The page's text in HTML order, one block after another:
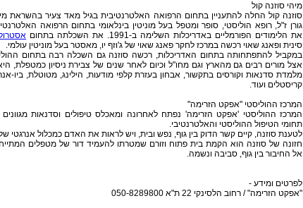
מיהי סוזנה קול
סוזנה קול החלה להתעניין בתחום הרפואה האלטרנטיבית בגיל מאד צעיר בהשראת
גורן ז"ל, רופא הוליסטי, סופר ומטפל בעל מוניטין בינלאומי בתחום הרפואה
את הלימודים הפורמליים באדריכלות השלימה ב-1991. את השכלתה בתחום
סינית ופאנג שאוי רכשה במרכז לחקר פאנג שאוי של ג'וזף יו, מאסטר בעל מוניטין עולמי.
במקביל להתפתחותה בתחום האדריכלות, רכשה סוזנה גם השכלה רבה בתחום
אצל מורים רבים גם מהארץ וגם מחו"ל וכיום לאחר שנים של צבירת ניסיון כמטפלת,
מלמדת סדנאות וקורסים בתקשור, אבחון בעזרת קלפי מודעות, הילינג, מטוטלת, ביו-
קריסטלים ועוד.
המרכז ההוליסטי "אפקט הזרימה"
המרכז ההוליסטי 'אפקט הזרימה' נפתח לאחרונה ומאכלס טיפולים וסדנאות
תחומי הטיפול ההוליסטי והאלטרנטיבי.
לטענת סוזנה, קיים קשר הדוק בין גוף, נפש ובית, ויש לראות את האדם כמכלול אנרגטי
חזונה של סוזנה הוא הקמת בית פתוח וזורם שמטרתו להעמיד דור של מטפלים
אל החיבור בין גוף, סביבה ונשמה.
לפרטים ומידע -
"אפקט הזרימה" / רחוב הלסינקי 22 ת"א 050-8289800